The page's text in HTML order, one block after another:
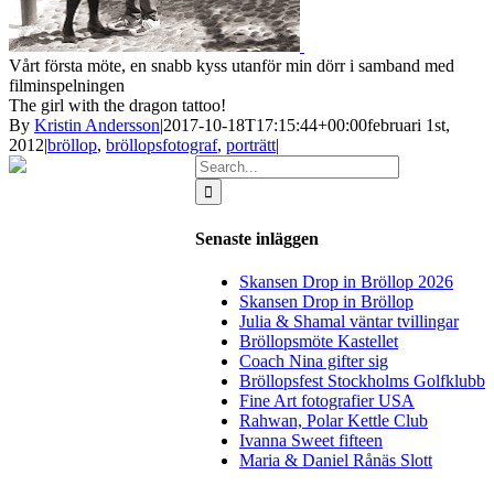
Vårt första möte, en snabb kyss utanför min dörr i samband med
filminspelningen
The girl with the dragon tattoo!
By Kristin Andersson|2017-10-18T17:15:44+00:00februari 1st,
2012|bröllop, bröllopsfotograf, porträtt|
Search
for:
Senaste inläggen
Skansen Drop in Bröllop 2026
Skansen Drop in Bröllop
Julia & Shamal väntar tvillingar
Bröllopsmöte Kastellet
Coach Nina gifter sig
Bröllopsfest Stockholms Golfklubb
Fine Art fotografier USA
Rahwan, Polar Kettle Club
Ivanna Sweet fifteen
Maria & Daniel Rånäs Slott